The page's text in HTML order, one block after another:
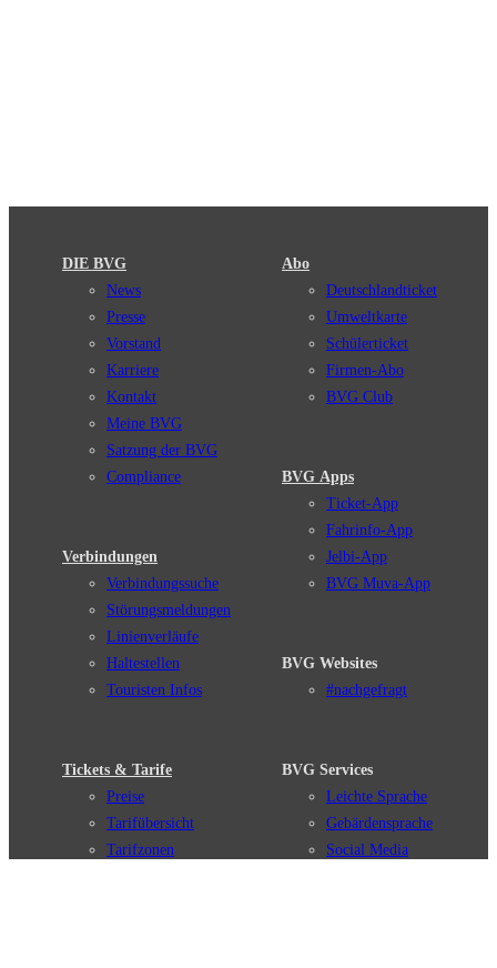
DIE BVG
News
Presse
Vorstand
Karriere
Kontakt
Meine BVG
Satzung der BVG
Compliance
Verbindungen
Verbindungssuche
Störungsmeldungen
Linienverläufe
Haltestellen
Touristen Infos
Tickets & Tarife
Preise
Tarifübersicht
Tarifzonen
Abo
Deutschlandticket
Umweltkarte
Schülerticket
Firmen-Abo
BVG Club
BVG Apps
Ticket-App
Fahrinfo-App
Jelbi-App
BVG Muva-App
BVG Websites
#nachgefragt
BVG Services
Leichte Sprache
Gebärdensprache
Social Media